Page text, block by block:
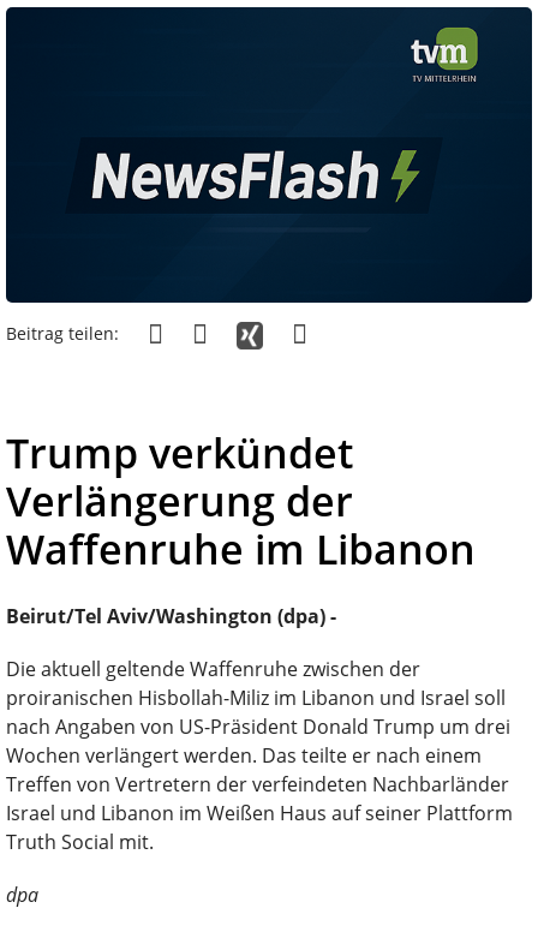
Beitrag teilen:
Trump verkündet
Verlängerung der
Waffenruhe im Libanon
Beirut/Tel Aviv/Washington (dpa) -
Die aktuell geltende Waffenruhe zwischen der
proiranischen Hisbollah-Miliz im Libanon und Israel soll
nach Angaben von US-Präsident Donald Trump um drei
Wochen verlängert werden. Das teilte er nach einem
Treffen von Vertretern der verfeindeten Nachbarländer
Israel und Libanon im Weißen Haus auf seiner Plattform
Truth Social mit.
dpa